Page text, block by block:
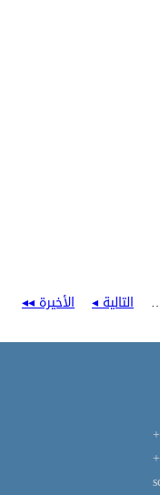
التالية ◂ الأخيرة ◂◂